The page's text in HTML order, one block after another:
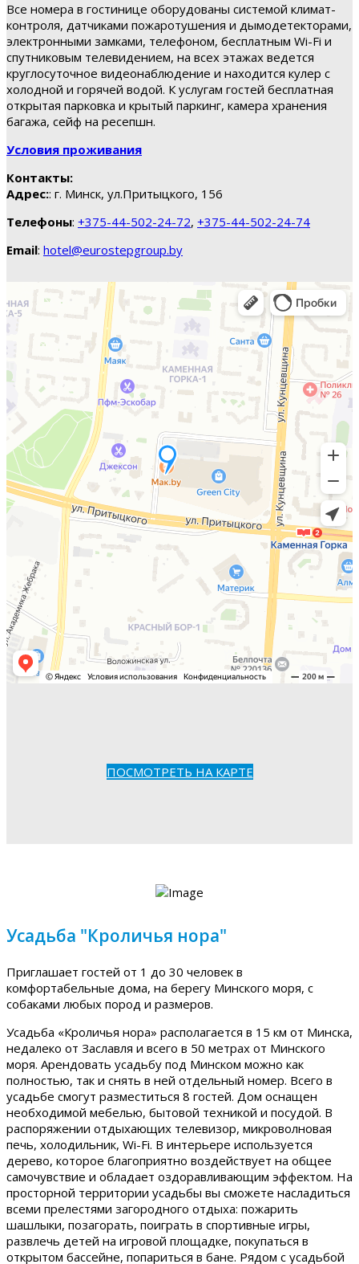
Все номера в гостинице оборудованы системой климат-
контроля, датчиками пожаротушения и дымодетекторами,
электронными замками, телефоном, бесплатным Wi-Fi и
спутниковым телевидением, на всех этажах ведется
круглосуточное видеонаблюдение и находится кулер с
холодной и горячей водой. К услугам гостей бесплатная
открытая парковка и крытый паркинг, камера хранения
багажа, сейф на ресепшн.
Условия проживания
Контакты:
Адрес:: г. Минск, ул.Притыцкого, 156
Телефоны: +375-44-502-24-72, +375-44-502-24-74
Email: hotel@eurostepgroup.by
ПОСМОТРЕТЬ НА КАРТЕ
Усадьба "Кроличья нора"
Приглашает гостей от 1 до 30 человек в
комфортабельные дома, на берегу Минского моря, с
собаками любых пород и размеров.
Усадьба «Кроличья нора» располагается в 15 км от Минска,
недалеко от Заславля и всего в 50 метрах от Минского
моря. Арендовать усадьбу под Минском можно как
полностью, так и снять в ней отдельный номер. Всего в
усадьбе смогут разместиться 8 гостей. Дом оснащен
необходимой мебелью, бытовой техникой и посудой. В
распоряжении отдыхающих телевизор, микроволновая
печь, холодильник, Wi-Fi. В интерьере используется
дерево, которое благоприятно воздействует на общее
самочувствие и обладает оздоравливающим эффектом. На
просторной территории усадьбы вы сможете насладиться
всеми прелестями загородного отдыха: пожарить
шашлыки, позагорать, поиграть в спортивные игры,
развлечь детей на игровой площадке, покупаться в
открытом бассейне, попариться в бане. Рядом с усадьбой